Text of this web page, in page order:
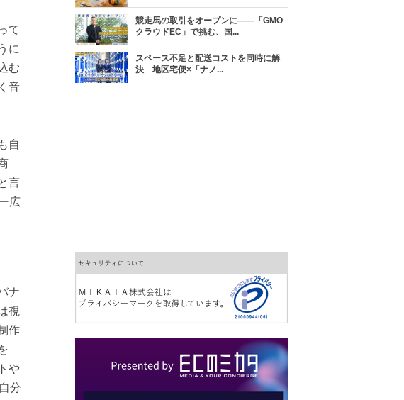
て
に
む
音
自
言
広
ナ
視
作
や
分
競走馬の取引をオープンに――「GMO
クラウドEC」で挑む、国...
スペース不足と配送コストを同時に解
決 地区宅便×「ナノ...